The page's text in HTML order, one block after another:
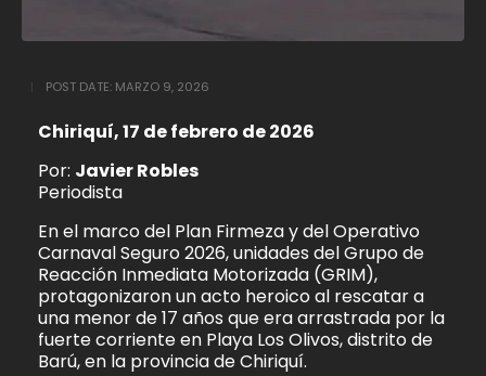
POST DATE: MARZO 9, 2026
Chiriquí, 17 de febrero de 2026
Por: Javier Robles
Periodista
En el marco del Plan Firmeza y del Operativo
Carnaval Seguro 2026, unidades del Grupo de
Reacción Inmediata Motorizada (GRIM),
protagonizaron un acto heroico al rescatar a
una menor de 17 años que era arrastrada por la
fuerte corriente en Playa Los Olivos, distrito de
Barú, en la provincia de Chiriquí.